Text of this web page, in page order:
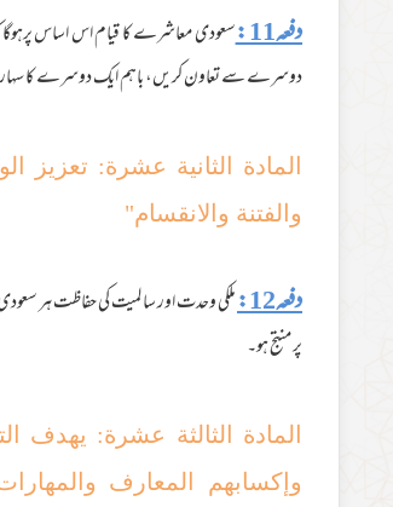
دفعہ11 :
سعودی معاشرے کا قیام اس اساس پرہوگا
دوسرے سے تعاون کریں، باہم ایک دوسرے کا سہارا
المادة الثانیة عشرة: تعزیز
والفتنة والانقسام"
دفعہ12:
ملکی وحدت اور سا لمیت کی حفاظت ہر
پر منتج ہو۔
المادة الثالثة عشرة: یهدف
وإکسابهم المعارف